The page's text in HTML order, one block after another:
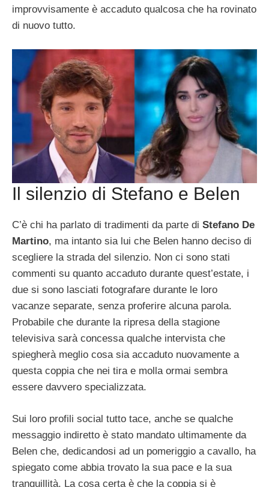
improvvisamente è accaduto qualcosa che ha rovinato
di nuovo tutto.
Il silenzio di Stefano e Belen
C’è chi ha parlato di tradimenti da parte di Stefano De
Martino, ma intanto sia lui che Belen hanno deciso di
scegliere la strada del silenzio. Non ci sono stati
commenti su quanto accaduto durante quest’estate, i
due si sono lasciati fotografare durante le loro
vacanze separate, senza proferire alcuna parola.
Probabile che durante la ripresa della stagione
televisiva sarà concessa qualche intervista che
spiegherà meglio cosa sia accaduto nuovamente a
questa coppia che nei tira e molla ormai sembra
essere davvero specializzata.
Sui loro profili social tutto tace, anche se qualche
messaggio indiretto è stato mandato ultimamente da
Belen che, dedicandosi ad un pomeriggio a cavallo, ha
spiegato come abbia trovato la sua pace e la sua
tranquillità. La cosa certa è che la coppia si è